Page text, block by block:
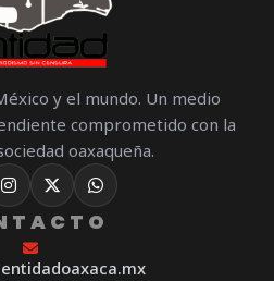
y el mundo. Un medio
comprometido con la
oaxaqueña.